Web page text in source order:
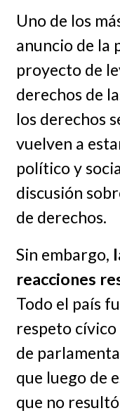
Uno de los
anuncio de la
proyecto de
derechos de
los derechos
vuelven a
político y
discusión
de derechos.
Sin embargo,
reacciones
Todo el país
respeto
de
que luego de
que no